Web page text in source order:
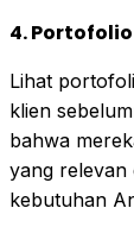
4.
Lihat
klien
bahwa
yang relevan
kebutuhan